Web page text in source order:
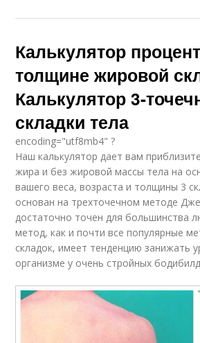
Калькулятор
толщине жировой
Калькулятор 3-
складки тела
encoding="utf8mb4" ?
Наш калькулятор дает вам
жира и без жировой массы тела на
вашего веса, возраста и толщины 3
основан на трехточечном методе
достаточно точен для большинства
метод, как и почти все популярные
складок, имеет тенденцию занижать
организме у очень стройных